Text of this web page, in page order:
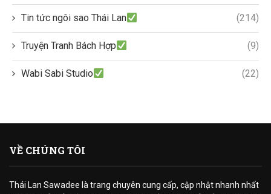
Tin tức ngôi sao Thái Lan (214)
Truyện Tranh Bách Hợp (9)
Wabi Sabi Studio (22)
VỀ CHÚNG TÔI
Thái Lan Sawadee là trang chuyên cung cấp, cập nhật nhanh nhất